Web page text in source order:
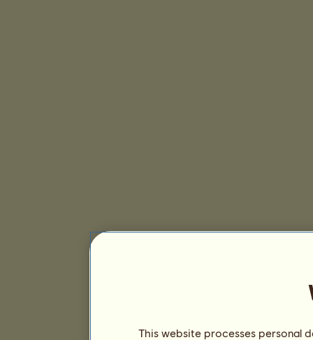
This website processes personal